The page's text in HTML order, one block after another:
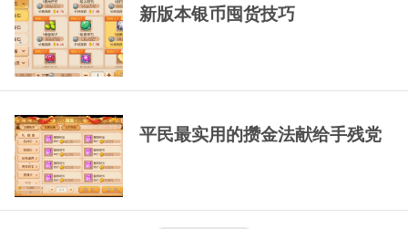
新版本银币囤货技巧
平民最实用的攒金法献给手残党